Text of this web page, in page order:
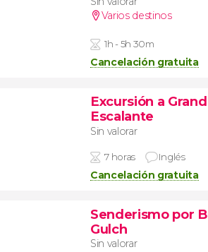
Varios destinos
1h - 5h 30m
Cancelación gratuita
Excursión a
Escalante
Sin valorar
7 horas Inglés
Cancelación gratuita
Senderismo por
Gulch
Sin valorar